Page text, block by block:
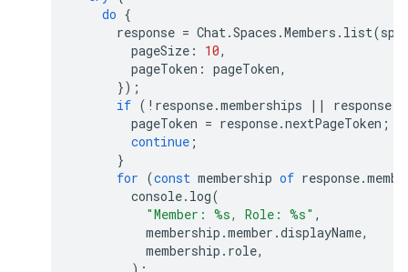
do {
response = Chat.Spaces .Members . list(
pageSize : 10,
pageToken : pageToken,
});
if ( ! response.memberships || response
pageToken = response.nextPageToken ;
continue ;
}
for (const membership of response.
console. log(
"Member: %s, Role: %s" ,
membership .member .displayName,
membership . role,